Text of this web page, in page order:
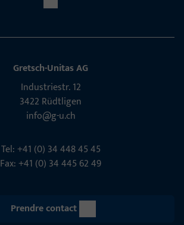
Gretsch-Unitas AG
Indu­s­triestr. 12
3422 Rüdt­ligen
info@g-u.ch
Tel: +41 (0) 34 448 45 45
Fax: +41 (0) 34 445 62 49
Prendre contact